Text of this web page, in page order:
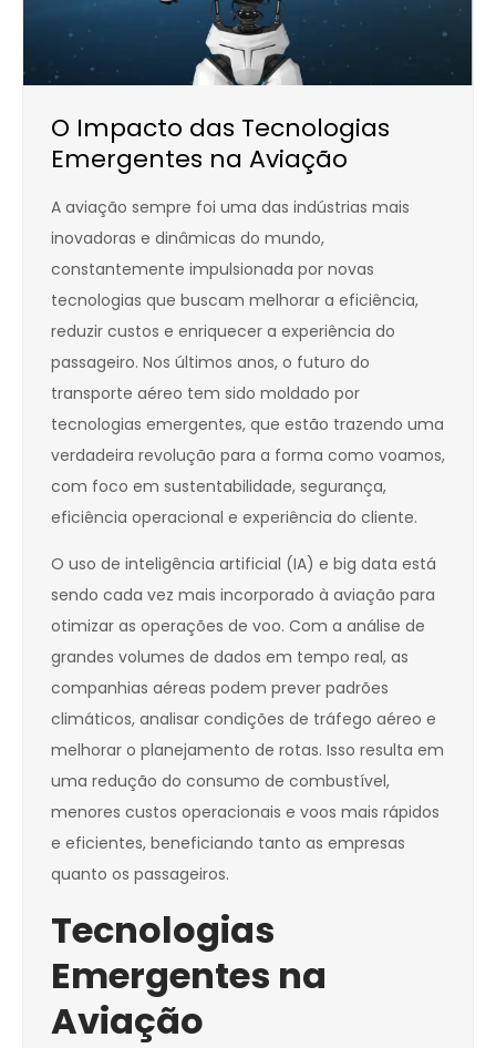
O Impacto das Tecnologias
Emergentes na Aviação
A aviação sempre foi uma das indústrias mais
inovadoras e dinâmicas do mundo,
constantemente impulsionada por novas
tecnologias que buscam melhorar a eficiência,
reduzir custos e enriquecer a experiência do
passageiro. Nos últimos anos, o futuro do
transporte aéreo tem sido moldado por
tecnologias emergentes, que estão trazendo uma
verdadeira revolução para a forma como voamos,
com foco em sustentabilidade, segurança,
eficiência operacional e experiência do cliente.
O uso de inteligência artificial (IA) e big data está
sendo cada vez mais incorporado à aviação para
otimizar as operações de voo. Com a análise de
grandes volumes de dados em tempo real, as
companhias aéreas podem prever padrões
climáticos, analisar condições de tráfego aéreo e
melhorar o planejamento de rotas. Isso resulta em
uma redução do consumo de combustível,
menores custos operacionais e voos mais rápidos
e eficientes, beneficiando tanto as empresas
quanto os passageiros.
Tecnologias
Emergentes na
Aviação